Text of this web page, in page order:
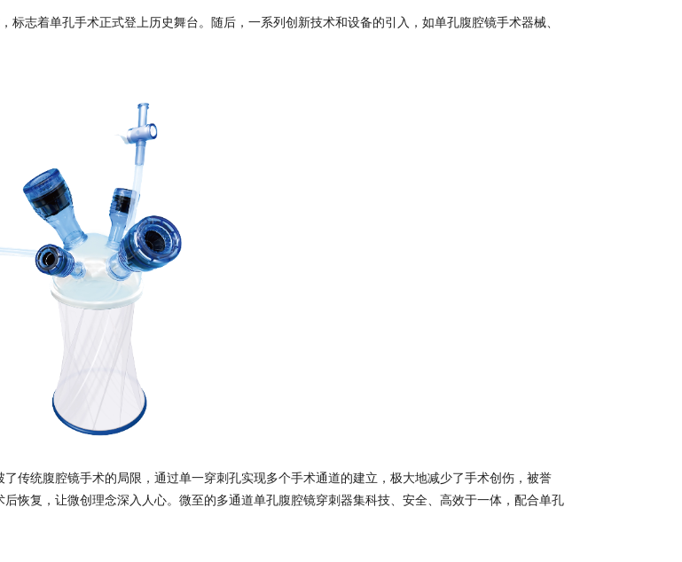
着单孔手术正式登上历史舞台。随后，一系列创新技术和设备的引入，如单孔腹腔镜手术器械、
统腹腔镜手术的局限，通过单一穿刺孔实现多个手术通道的建立，极大地减少了手术创伤，被誉
恢复，让微创理念深入人心。微至的多通道单孔腹腔镜穿刺器集科技、安全、高效于一体，配合单孔